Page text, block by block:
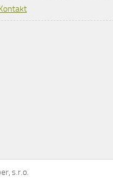
s.r.o.